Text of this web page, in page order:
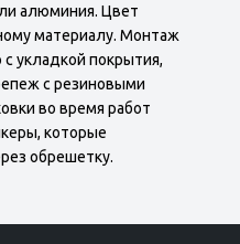
алюминия. Цвет
материалу. Монтаж
укладкой покрытия,
с резиновыми
во время работ
которые
обрешетку.